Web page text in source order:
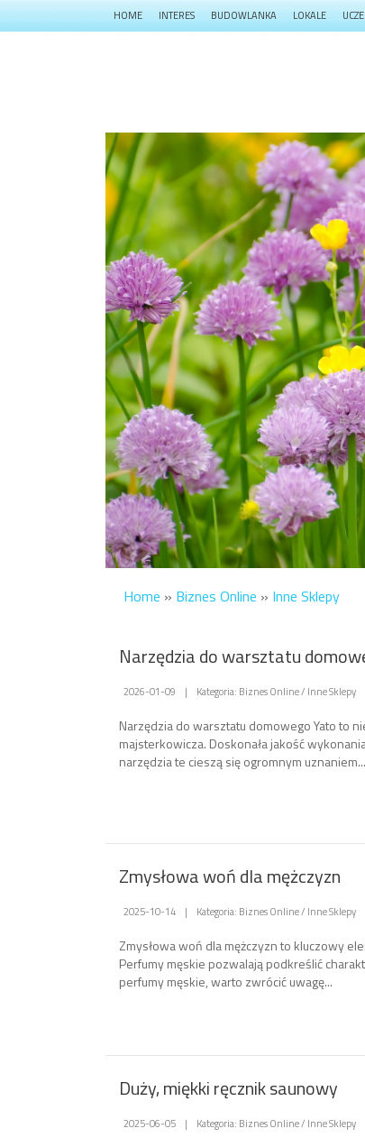
HOME INTERES BUDOWLANKA LOKALE
Home » Biznes Online » Inne Sklepy
Narzędzia do warsztatu
2026-01-09 | Kategoria: Biznes Online / Inne Sklepy
Narzędzia do warsztatu domowego Yato to
majsterkowicza. Doskonała jakość
narzędzia te cieszą się ogromnym uznaniem...
Zmysłowa woń dla mężczyzn
2025-10-14 | Kategoria: Biznes Online / Inne Sklepy
Zmysłowa woń dla mężczyzn to kluczowy
Perfumy męskie pozwalają podkreślić
perfumy męskie, warto zwrócić uwagę...
Duży, miękki ręcznik saunowy
2025-06-05 | Kategoria: Biznes Online / Inne Sklepy